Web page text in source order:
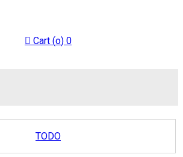
Cart (o) 0
TODO